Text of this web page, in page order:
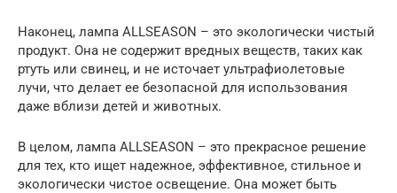
Наконец, лампа ALLSEASON – это экологически чистый
продукт. Она не содержит вредных веществ, таких как
ртуть или свинец, и не источает ультрафиолетовые
лучи, что делает ее безопасной для использования
даже вблизи детей и животных.
В целом, лампа ALLSEASON – это прекрасное решение
для тех, кто ищет надежное, эффективное, стильное и
экологически чистое освещение. Она может быть